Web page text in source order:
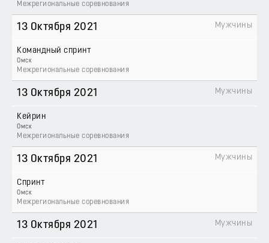
Межрегиональные соревнования
13 Октября 2021
Командный спринт
Омск
Межрегиональные соревнования
Мужчины
13 Октября 2021
Кейрин
Омск
Межрегиональные соревнования
Мужчины
13 Октября 2021
Спринт
Омск
Межрегиональные соревнования
Мужчины
13 Октября 2021 Мужчины